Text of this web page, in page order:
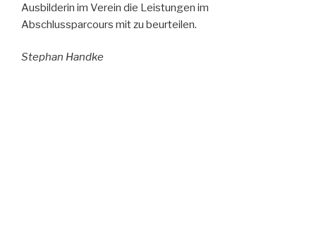
Ausbilderin im Verein die Leistungen im
Abschlussparcours mit zu beurteilen.
Stephan Handke